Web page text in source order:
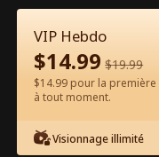
60
VIP Hebdo
$14.99 $19.99
$14.99 pour la première
à tout moment.
Visionnage illimité